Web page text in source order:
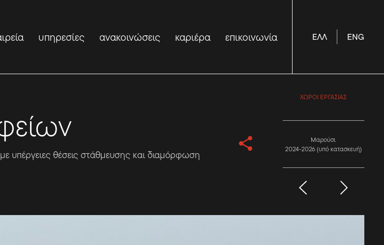
υπηρεσίες ανακοινώσεις καριέρα επικοινωνία ΕΛΛ ΕΝG
υπέργειες θέσεις στάθμευσης και διαμόρφωση
ΧΩΡΟΙ ΕΡΓΑΣΙΑΣ
Μαρούσι
2024-2026 (υπό κατασκευή)